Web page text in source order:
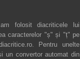
folosit diacriticele lui
caracterelor "ș" și "ț" pe
. Pentru unelte
un convertor automat din